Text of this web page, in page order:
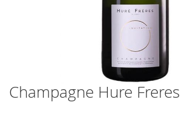
Champagne Hure
Skip
to